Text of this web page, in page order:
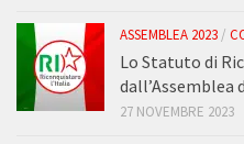
ASSEMBLEA 2023 /
Lo Statuto di
dall’Assemblea
27 NOVEMBRE 2023